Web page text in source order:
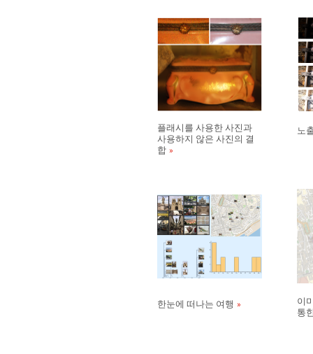
플래시를 사용한 사진과
사용하지 않은 사진의 결
합
노
한눈에 떠나는 여행
이
통